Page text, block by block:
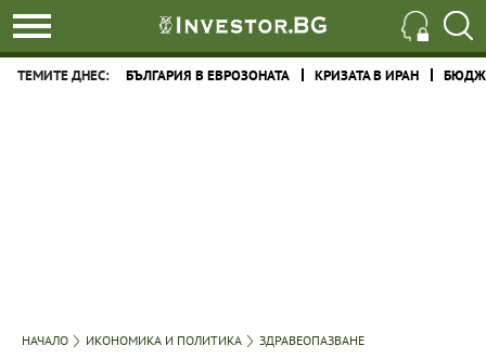
ТЕМИТЕ ДНЕС: БЪЛГАРИЯ В ЕВРОЗОНАТА КРИЗАТА В ИРАН
НАЧАЛО ИКОНОМИКА И ПОЛИТИКА ЗДРАВЕОПАЗВАНЕ